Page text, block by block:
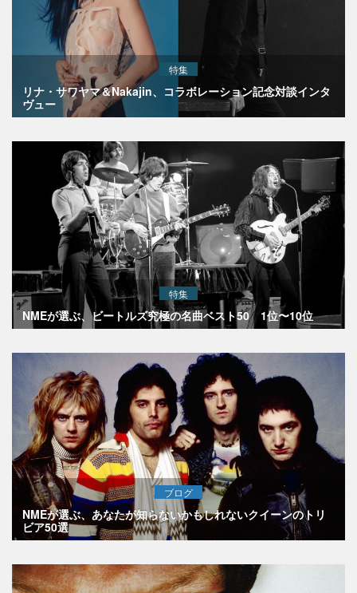
特集
リナ・サワヤマ＆Nakajin、コラボレーション記念対談インタ
ヴュー
特集
NMEが選ぶ、ビートルズ究極の名曲ベスト50 1位〜10位
ブログ
NMEが選ぶ、あなたが知らないかもしれないクイーンのトリ
ビア50選